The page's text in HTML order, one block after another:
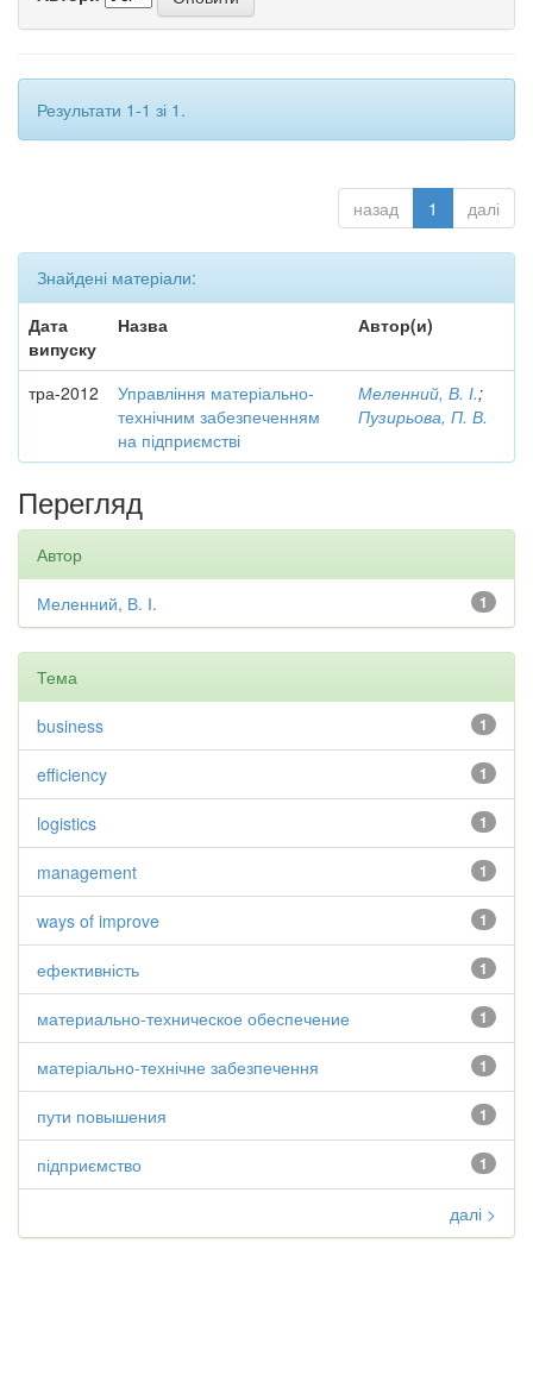
Результати 1-1 зі 1.
назад 1 далі
Знайдені матеріали:
Дата
випуску
Назва Автор(и)
тра-2012
Управління матеріально-
технічним забезпеченням
на підприємстві
Меленний, В. І.;
Пузирьова, П. В.
Перегляд
Автор
1
Меленний, В. І.
Тема
1
business
1
efficiency
1
logistics
1
management
1
ways of improve
1
ефективність
1
материально-техническое обеспечение
1
матеріально-технічне забезпечення
1
пути повышения
1
підприємство
далі >